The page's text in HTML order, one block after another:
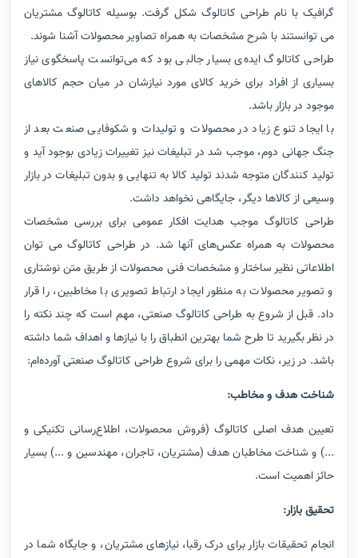
گرافیک با نام طراحی کاتالوگ شکل گرفت. بوسیله کاتالوگ مشتریان
می توانستند با شرح مشخصات به همراه تصاویر محصولات آشنا شوند.
طراحی کاتالوگ ایده‌ی بسیار جالبی بود که می‌توانست پاسخگوی نیاز
بسیاری از افراد برای خرید کالای مورد نیازشان در میان حجم کالاهای
موجود در بازار باشد.
با ایجاد تنوع زیاد در محصولات و تولیدات و شکوفایی صنعت بعد از
جنگ جهانی دوم، موجب شد در تبلیغات نیز تغییرات زیادی بوجود آید و
تولید کنندگان متوجه شدند تولید کالا به تنهایی و بدون تبلیغات در بازار
وسیعی از کالاها دیگر، جایگاهی نخواهد داشت.
طراحی کاتالوگ موجب هدایت افکار عمومی برای بررسی مشخصات
محصولات به همراه عکس‌های آنها شد. در طراحی کاتالوگ می توان
اطلاعاتی نظیر ساختار و مشخصات فنی محصولات از طریق متن نوشتاری
و تصویر محصولات به منظور ایجاد ارتباط تصویری با مخاطبین، را قرار
داد. قبل از شروع به طراحی کاتالوگ صنعتی، مهم است که چند نکته را
در نظر بگیرید تا طرح شما بهترین انطباق را با نیازها و اهداف شما داشته
باشد. در زیر، نکات مهمی را برای شروع طراحی کاتالوگ صنعتی آورده‌ام:
شناخت هدف و مخاطب:
تعیین هدف اصلی کاتالوگ (فروش محصولات، اطلاع‌رسانی تکنیکی و
...) و شناخت مخاطبان هدف (مشتریان، تاجران، مهندسین و ...) بسیار
حائز اهمیت است.
تحقیق بازار:
انجام تحقیقات بازار برای درک رقبا، نیازهای مشتریان، و جایگاه شما در